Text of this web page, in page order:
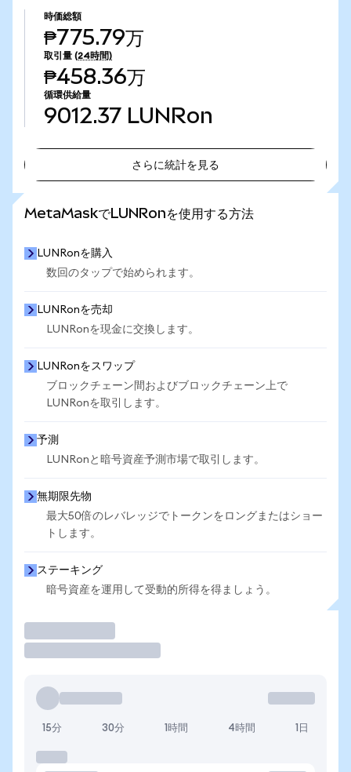
時価総額
₱775.79万
取引量 (24時間)
₱458.36万
循環供給量
9012.37 LUNRon
さらに統計を見る
MetaMaskでLUNRonを使用する方法
LUNRonを購入
数回のタップで始められます。
LUNRonを売却
LUNRonを現金に交換します。
LUNRonをスワップ
ブロックチェーン間およびブロックチェーン上で
LUNRonを取引します。
予測
LUNRonと暗号資産予測市場で取引します。
無期限先物
最大50倍のレバレッジでトークンをロングまたはショー
トします。
ステーキング
暗号資産を運用して受動的所得を得ましょう。
15分 30分 1時間 4時間 1日